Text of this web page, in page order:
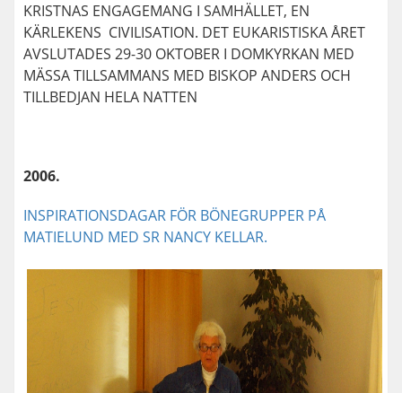
KRISTNAS ENGAGEMANG I SAMHÄLLET, EN
KÄRLEKENS CIVILISATION. DET EUKARISTISKA ÅRET
AVSLUTADES 29-30 OKTOBER I DOMKYRKAN MED
MÄSSA TILLSAMMANS MED BISKOP ANDERS OCH
TILLBEDJAN HELA NATTEN
2006.
INSPIRATIONSDAGAR FÖR BÖNEGRUPPER PÅ
MATIELUND MED SR NANCY KELLAR.